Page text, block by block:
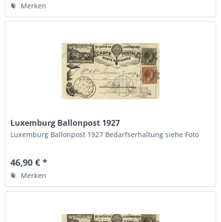
Merken
Luxemburg Ballonpost 1927
Luxemburg Ballonpost 1927 Bedarfserhaltung siehe Foto
46,90 € *
Merken